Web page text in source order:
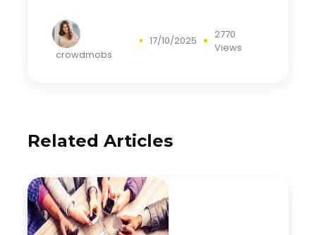
crowdmobs
17/10/2025
2770
Views
Related Articles